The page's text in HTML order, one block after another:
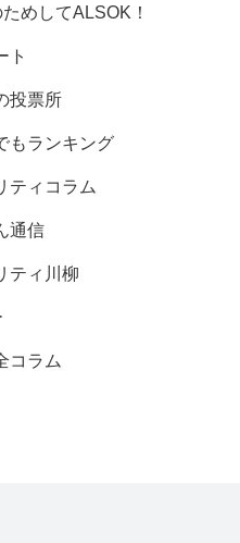
めしてALSOK！
ト
投票所
もランキング
ティコラム
通信
ティ川柳
コラム